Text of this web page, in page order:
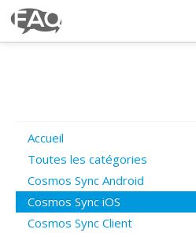
Poser une question
Questions ouvertes
Accueil
Toutes les catégories
Cosmos Sync Android
Cosmos Sync iOS
Cosmos Sync Client